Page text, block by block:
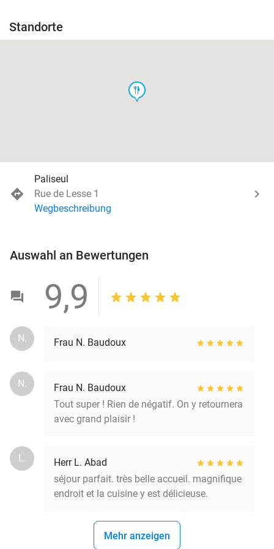
Standorte
food
Paliseul
Rue de Lesse 1
Wegbeschreibung
Auswahl an Bewertungen
9,9
N. Frau N. Baudoux
N.
Frau N. Baudoux
Tout super ! Rien de négatif. On y retournera
avec grand plaisir !
L.
Herr L. Abad
séjour parfait. très belle accueil. magnifique
endroit et la cuisine y est délicieuse.
Mehr anzeigen